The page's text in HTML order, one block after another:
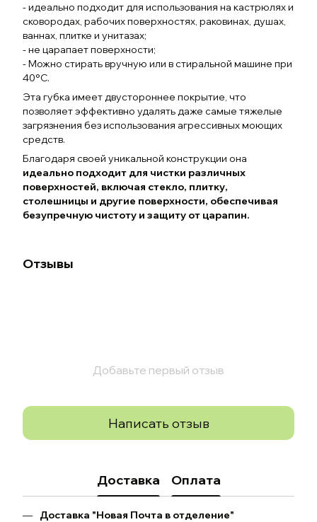
- идеально подходит для использования на кастрюлях и
сковородах, рабочих поверхностях, раковинах, душах,
ваннах, плитке и унитазах;
- не царапает поверхности;
- Можно стирать вручную или в стиральной машине при
40°C.
Эта губка имеет двустороннее покрытие, что
позволяет эффективно удалять даже самые тяжелые
загрязнения без использования агрессивных моющих
средств.
Благодаря своей уникальной конструкции она
идеально подходит для чистки различных
поверхностей, включая стекло, плитку,
столешницы и другие поверхности, обеспечивая
безупречную чистоту и защиту от царапин.
Отзывы
Добавьте первый отзыв
Написать отзыв
Доставка Оплата
Доставка "Новая Почта в отделение"